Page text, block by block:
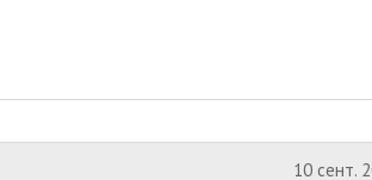
10 сент.